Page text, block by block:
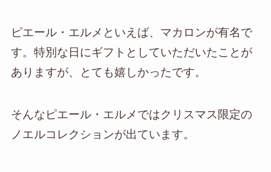
ピエール・エルメといえば、マカロンが有名で
す。特別な日にギフトとしていただいたことが
ありますが、とても嬉しかったです。
そんなピエール・エルメではクリスマス限定の
ノエルコレクションが出ています。